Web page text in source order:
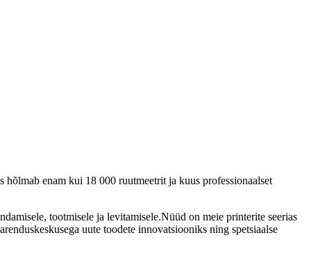
enam kui 18 000 ruutmeetrit ja kuus professionaalset
tootmisele ja levitamisele.Nüüd on meie printerite seerias
uute toodete innovatsiooniks ning spetsiaalse